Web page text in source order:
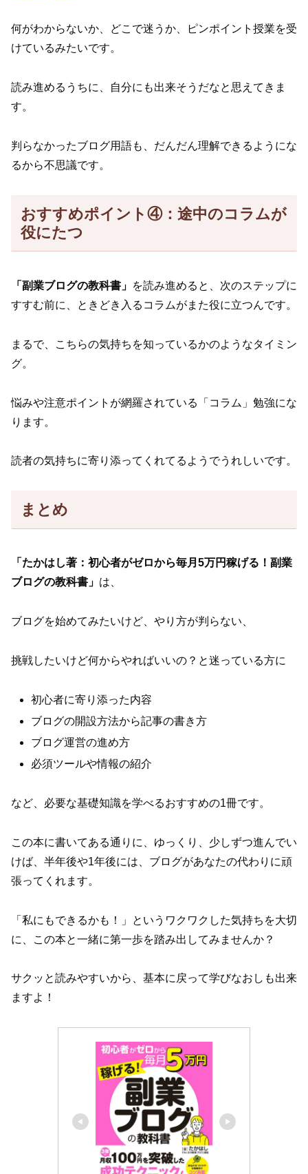
何がわからないか、どこで迷うか、ピンポイント授業を受
けているみたいです。
読み進めるうちに、自分にも出来そうだなと思えてきま
す。
判らなかったブログ用語も、だんだん理解できるようにな
るから不思議です。
おすすめポイント④：途中のコラムが
役にたつ
「副業ブログの教科書」 を読み進めると、次のステップに
すすむ前に、ときどき入るコラムがまた役に立つんです。
まるで、こちらの気持ちを知っているかのようなタイミン
グ。
悩みや注意ポイントが網羅されている「コラム」勉強にな
ります。
読者の気持ちに寄り添ってくれてるようでうれしいです。
まとめ
「たかはし著：初心者がゼロから毎月5万円稼げる！副業
ブログの教科書」 は、
ブログを始めてみたいけど、やり方が判らない、
挑戦したいけど何からやればいいの？と迷っている方に
初心者に寄り添った内容
ブログの開設方法から記事の書き方
ブログ運営の進め方
必須ツールや情報の紹介
など、必要な基礎知識を学べるおすすめの1冊です。
この本に書いてある通りに、ゆっくり、少しずつ進んでい
けば、半年後や1年後には、ブログがあなたの代わりに頑
張ってくれます。
「私にもできるかも！」というワクワクした気持ちを大切
に、この本と一緒に第一歩を踏み出してみませんか？
サクッと読みやすいから、基本に戻って学びなおしも出来
ますよ！